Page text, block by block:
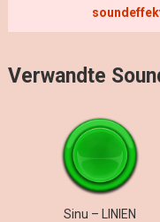
Verwandte
Sinu – LINIEN